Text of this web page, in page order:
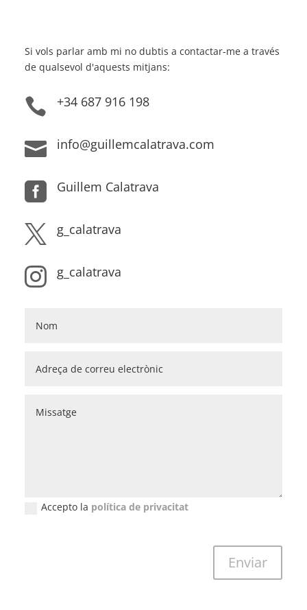
Si vols parlar amb mi no dubtis a contactar-me a través
de qualsevol d'aquests mitjans:
 +34 687 916 198
 info@guillemcalatrava.com
 Guillem Calatrava
 g_calatrava
 g_calatrava
New Field
Accepto la política de privacitat
Enviar